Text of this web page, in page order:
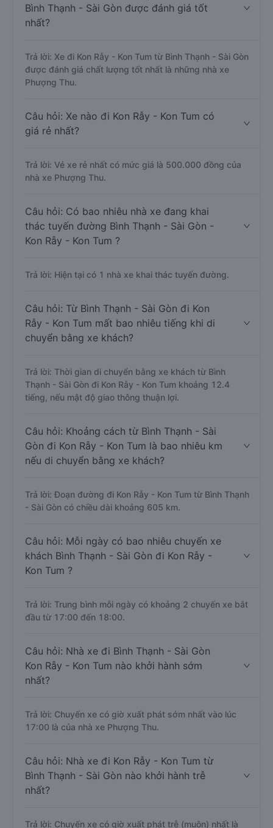
Bình Thạnh - Sài Gòn được đánh giá tốt
nhất?
Trả lời: Xe đi Kon Rẫy - Kon Tum từ Bình Thạnh - Sài Gòn
được đánh giá chất lượng tốt nhất là những nhà xe
Phượng Thu.
Câu hỏi: Xe nào đi Kon Rẫy - Kon Tum có
giá rẻ nhất?
Trả lời: Vé xe rẻ nhất có mức giá là 500.000 đồng của
nhà xe Phượng Thu.
Câu hỏi: Có bao nhiêu nhà xe đang khai
thác tuyến đường Bình Thạnh - Sài Gòn -
Kon Rẫy - Kon Tum ?
Trả lời: Hiện tại có 1 nhà xe khai thác tuyến đường.
Câu hỏi: Từ Bình Thạnh - Sài Gòn đi Kon
Rẫy - Kon Tum mất bao nhiêu tiếng khi di
chuyển bằng xe khách?
Trả lời: Thời gian di chuyển bằng xe khách từ Bình
Thạnh - Sài Gòn đi Kon Rẫy - Kon Tum khoảng 12.4
tiếng, nếu mật độ giao thông thuận lợi.
Câu hỏi: Khoảng cách từ Bình Thạnh - Sài
Gòn đi Kon Rẫy - Kon Tum là bao nhiêu km
nếu di chuyển bằng xe khách?
Trả lời: Đoạn đường đi Kon Rẫy - Kon Tum từ Bình Thạnh
- Sài Gòn có chiều dài khoảng 605 km.
Câu hỏi: Mỗi ngày có bao nhiêu chuyến xe
khách Bình Thạnh - Sài Gòn đi Kon Rẫy -
Kon Tum ?
Trả lời: Trung bình mỗi ngày có khoảng 2 chuyến xe bắt
đầu từ 17:00 đến 18:00.
Câu hỏi: Nhà xe đi Bình Thạnh - Sài Gòn
Kon Rẫy - Kon Tum nào khởi hành sớm
nhất?
Trả lời: Chuyến xe có giờ xuất phát sớm nhất vào lúc
17:00 là của nhà xe Phượng Thu.
Câu hỏi: Nhà xe đi Kon Rẫy - Kon Tum từ
Bình Thạnh - Sài Gòn nào khởi hành trễ
nhất?
Trả lời: Chuyến xe có giờ xuất phát trễ (muộn) nhất là